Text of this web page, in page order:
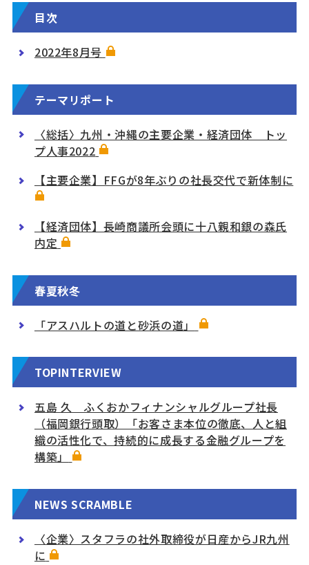
目次
2022年8月号
テーマリポート
〈総括〉九州・沖縄の主要企業・経済団体 トッ
プ人事2022
【主要企業】FFGが8年ぶりの社長交代で新体制に
【経済団体】長崎商議所会頭に十八親和銀の森氏
内定
春夏秋冬
「アスハルトの道と砂浜の道」
TOPINTERVIEW
五島 久 ふくおかフィナンシャルグループ社長
（福岡銀行頭取）「お客さま本位の徹底、人と組
織の活性化で、持続的に成長する金融グループを
構築」
NEWS SCRAMBLE
〈企業〉スタフラの社外取締役が日産からJR九州
に